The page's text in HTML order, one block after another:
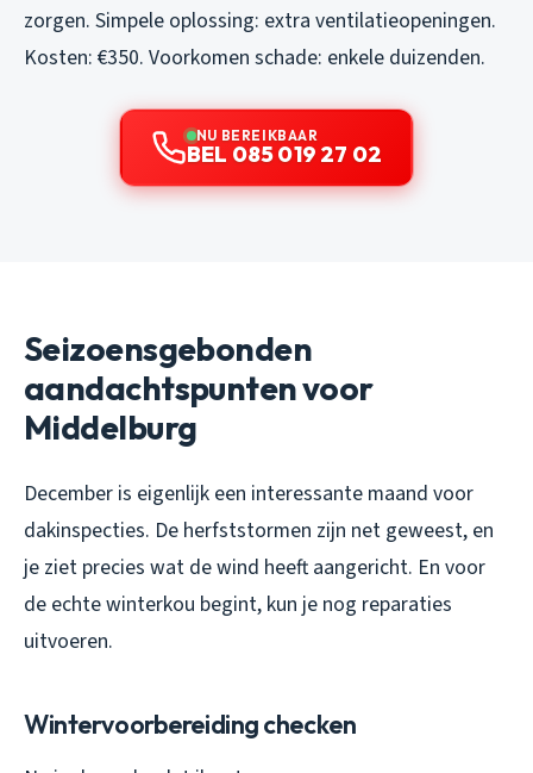
zorgen. Simpele oplossing: extra ventilatieopeningen.
Kosten: €350. Voorkomen schade: enkele duizenden.
NU BEREIKBAAR
BEL 085 019 27 02
Seizoensgebonden
aandachtspunten voor
Middelburg
December is eigenlijk een interessante maand voor
dakinspecties. De herfststormen zijn net geweest, en
je ziet precies wat de wind heeft aangericht. En voor
de echte winterkou begint, kun je nog reparaties
uitvoeren.
Wintervoorbereiding checken